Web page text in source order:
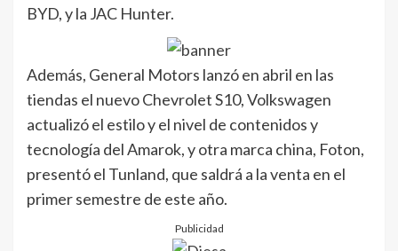
BYD, y la JAC Hunter.
Además, General Motors lanzó en abril en las
tiendas el nuevo Chevrolet S10, Volkswagen
actualizó el estilo y el nivel de contenidos y
tecnología del Amarok, y otra marca china, Foton,
presentó el Tunland, que saldrá a la venta en el
primer semestre de este año.
Publicidad